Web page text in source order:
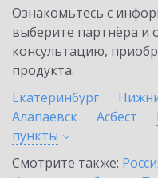
Ознакомьтесь с
выберите партнёра и
консультацию,
продукта.
Екатеринбург
Алапаевск
Асбест
пункты
Смотрите также: